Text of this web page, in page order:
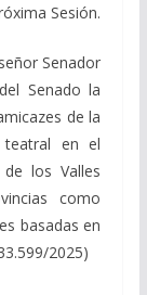
Sesión.
Senador
Senado la
de la
teatral en el
los Valles
como
basadas en
2025)